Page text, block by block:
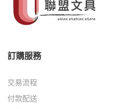
訂購服務
交易流程
付款配送